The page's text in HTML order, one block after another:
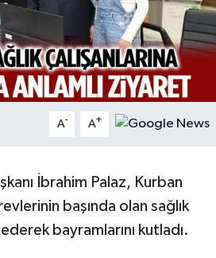
A- A+
İbrahim Palaz, Kurban
başında olan sağlık
bayramlarını kutladı.